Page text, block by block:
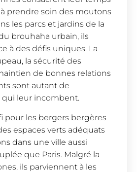
prendre soin des moutons
les parcs et jardins de la
brouhaha urbain, ils
à des défis uniques. La
la sécurité des
de bonnes relations
sont autant de
qui leur incombent.
pour les bergers bergères
espaces verts adéquats
dans une ville aussi
que Paris. Malgré la
ils parviennent à les